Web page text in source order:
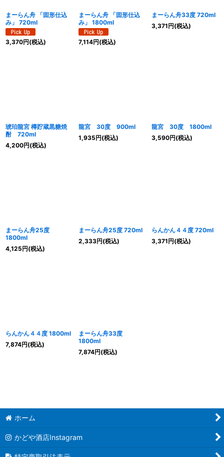
まーらん舟 「固形仕込
み」 720ml
3,370円(税込)
まーらん舟 「固形仕込
み」 1800ml
7,114円(税込)
まーらん舟33度 720ml
3,371円(税込)
琥珀龍宮 樽貯蔵黒糖焼
酎 720ml
4,200円(税込)
龍宮 30度 900ml
1,935円(税込)
龍宮 30度 1800ml
3,590円(税込)
まーらん舟25度
1800ml
4,125円(税込)
まーらん舟25度 720ml
2,333円(税込)
らんかん４４度 720ml
3,371円(税込)
らんかん４４度 1800ml
7,874円(税込)
まーらん舟33度
1800ml
7,874円(税込)
ホーム
かどや酒店Instagram